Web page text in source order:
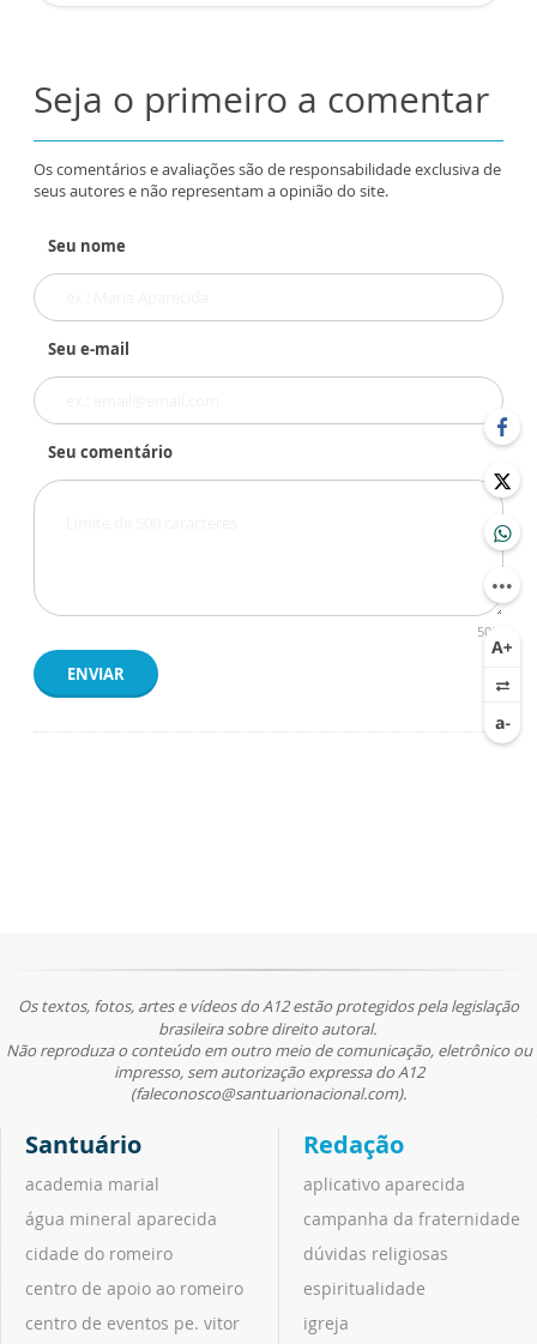
Seja o primeiro a comentar
Os comentários e avaliações são de responsabilidade exclusiva de
seus autores e não representam a opinião do site.
Seu nome
Seu e-mail
Seu comentário
500
ENVIAR
Os textos, fotos, artes e vídeos do A12 estão protegidos pela legislação
brasileira sobre direito autoral.
Não reproduza o conteúdo em outro meio de comunicação, eletrônico ou
impresso, sem autorização expressa do A12
(faleconosco@santuarionacional.com).
Santuário
academia marial
água mineral aparecida
cidade do romeiro
centro de apoio ao romeiro
centro de eventos pe. vitor
Redação
aplicativo aparecida
campanha da fraternidade
dúvidas religiosas
espiritualidade
igreja